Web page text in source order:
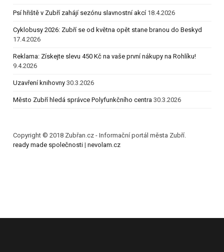
Psí hřiště v Zubří zahájí sezónu slavnostní akcí 18.4.2026
Cyklobusy 2026: Zubří se od května opět stane branou do Beskyd
17.4.2026
Reklama: Získejte slevu 450 Kč na vaše první nákupy na Rohlíku!
9.4.2026
Uzavření knihovny 30.3.2026
Město Zubří hledá správce Polyfunkčního centra 30.3.2026
Copyright © 2018 Zubřan.cz - Informační portál města Zubří.
ready made společnosti | nevolam.cz